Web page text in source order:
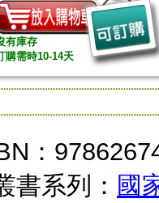
有庫存
購需時10-14天
：
書系列： 國